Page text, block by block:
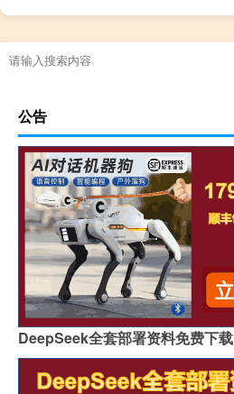
公告
DeepSeek全套部署资料免费下载